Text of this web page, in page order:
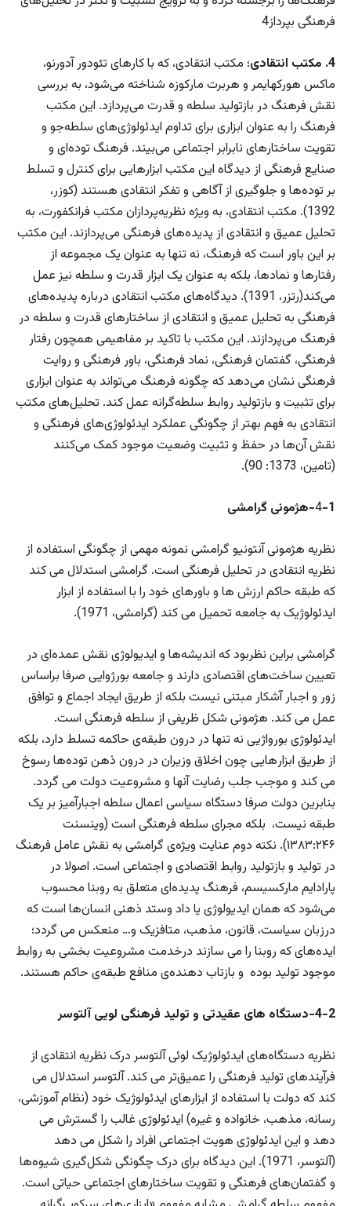
فرهنگی بپرداز4
4. مکتب انتقادی
؛ مکتب انتقادی، که با کارهای تئودور آدورنو،
ماکس هورکهایمر و هربرت مارکوزه شناخته می‌شود، به بررسی
نقش فرهنگ در بازتولید سلطه و قدرت می‌پردازد. این مکتب
فرهنگ را به عنوان ابزاری برای تداوم ایدئولوژی‌های سلطه‌جو و
تقویت ساختارهای نابرابر اجتماعی می‌بیند. فرهنگ توده‌ای و
صنایع فرهنگی از دیدگاه این مکتب ابزارهایی برای کنترل و تسلط
بر توده‌ها و جلوگیری از آگاهی و تفکر انتقادی هستند (کوزر،
1392). مکتب انتقادی، به ویژه نظریه‌پردازان مکتب فرانکفورت، به
تحلیل عمیق و انتقادی از پدیده‌های فرهنگی می‌پردازند. این مکتب
بر این باور است که فرهنگ، نه تنها به عنوان یک مجموعه از
رفتارها و نمادها، بلکه به عنوان یک ابزار قدرت و سلطه نیز عمل
می‌کند(رتزر، 1391). دیدگاه‌های مکتب انتقادی درباره پدیده‌های
فرهنگی به تحلیل عمیق و انتقادی از ساختارهای قدرت و سلطه در
فرهنگ می‌پردازند. این مکتب با تاکید بر مفاهیمی همچون رفتار
فرهنگی، گفتمان فرهنگی، نماد فرهنگی، باور فرهنگی و روایت
فرهنگی نشان می‌دهد که چگونه فرهنگ می‌تواند به عنوان ابزاری
برای تثبیت و بازتولید روابط سلطه‌گرانه عمل کند. تحلیل‌های مکتب
انتقادی به فهم بهتر از چگونگی عملکرد ایدئولوژی‌های فرهنگی و
نقش آن‌ها در حفظ و تثبیت وضعیت موجود کمک می‌کنند
(تامین، 1373: 90).
4-1-هژمونی گرامشی
نظریه هژمونی آنتونیو گرامشی نمونه مهمی از چگونگی استفاده از
نظریه انتقادی در تحلیل فرهنگی است. گرامشی استدلال می کند
که طبقه حاکم ارزش ها و باورهای خود را با استفاده از ابزار
ایدئولوژیک به جامعه تحمیل می کند (گرامشی، 1971).
گرامشی براین نظربود که اندیشه‌‌ها و ایدیولوژی‌ نقش عمد‌ه‌ای در
تعیین ساخت‌های اقتصادی دارند و جامعه بورژوایی صرفا براساس
زور و اجبار آشکار مبتنی نیست بلکه از طریق ایجاد اجماع و توافق
عمل می کند. هژمونی شکل ظریفی از سلطه فرهنگی است.
ایدئولوژی بورواژیی نه تنها در درون طبقه‌ی حاکمه تسلط دارد، بلکه
از طریق ابزار‌هایی چون اخلاق ‌وزیران در درون ذهن توده‌ها رسوخ
می کند و موجب جلب رضایت آنها و مشروعیت دولت می گردد.
بنابرین دولت صرفا دستگاه سیاسی اعمال سلطه اجبارآمیز بر یک
طبقه نیست، بلکه مجرای سلطه فرهنگی است (وینسنت
۱۳۸۳:۲۴۶). نکته دوم عنایت ویژه‌ی گرامشی به نقش عامل فرهنگ
در تولید و بازتولید روابط اقتصادی و اجتماعی است. اصولا در
پارادایم مارکسیسم، فرهنگ پدیده‌ای متعلق به روبنا محسوب
می‌شود که همان ایدیولوژی یا داد وستد ذهنی انسان‌ها است که
درزبان سیاست، قانون، مذهب، متافزیک و… منعکس می گردد؛
ایده‌های که روبنا را می سازند درخدمت مشروعیت بخشی به روابط
موجود تولید بوده و بازتاب دهنده‌ی منافع طبقه‌ی حاکم هستند.
4-2-دستگاه های عقیدتی و تولید فرهنگی لویی آلتوسر
نظریه دستگاه‌‌های ایدئولوژیک لوئی آلتوسر درک نظریه انتقادی از
فرآیندهای تولید فرهنگی را عمیق‌تر می کند. آلتوسر استدلال می
کند که دولت با استفاده از ابزارهای ایدئولوژیک خود (نظام آموزشی،
رسانه، مذهب، خانواده و غیره) ایدئولوژی غالب را گسترش می
دهد و این ایدئولوژی هویت اجتماعی افراد را شکل می دهد
(آلتوسر، 1971). این دیدگاه برای درک چگونگی شکل‌گیری شیوه‌ها
و گفتمان‌های فرهنگی و تقویت ساختارهای اجتماعی حیاتی است.